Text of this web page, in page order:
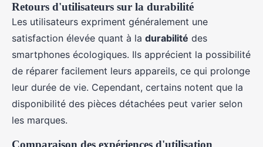
Retours d'utilisateurs sur la durabilité
Les utilisateurs expriment généralement une
satisfaction élevée quant à la durabilité des
smartphones écologiques. Ils apprécient la possibilité
de réparer facilement leurs appareils, ce qui prolonge
leur durée de vie. Cependant, certains notent que la
disponibilité des pièces détachées peut varier selon
les marques.
Comparaison des expériences d'utilisation